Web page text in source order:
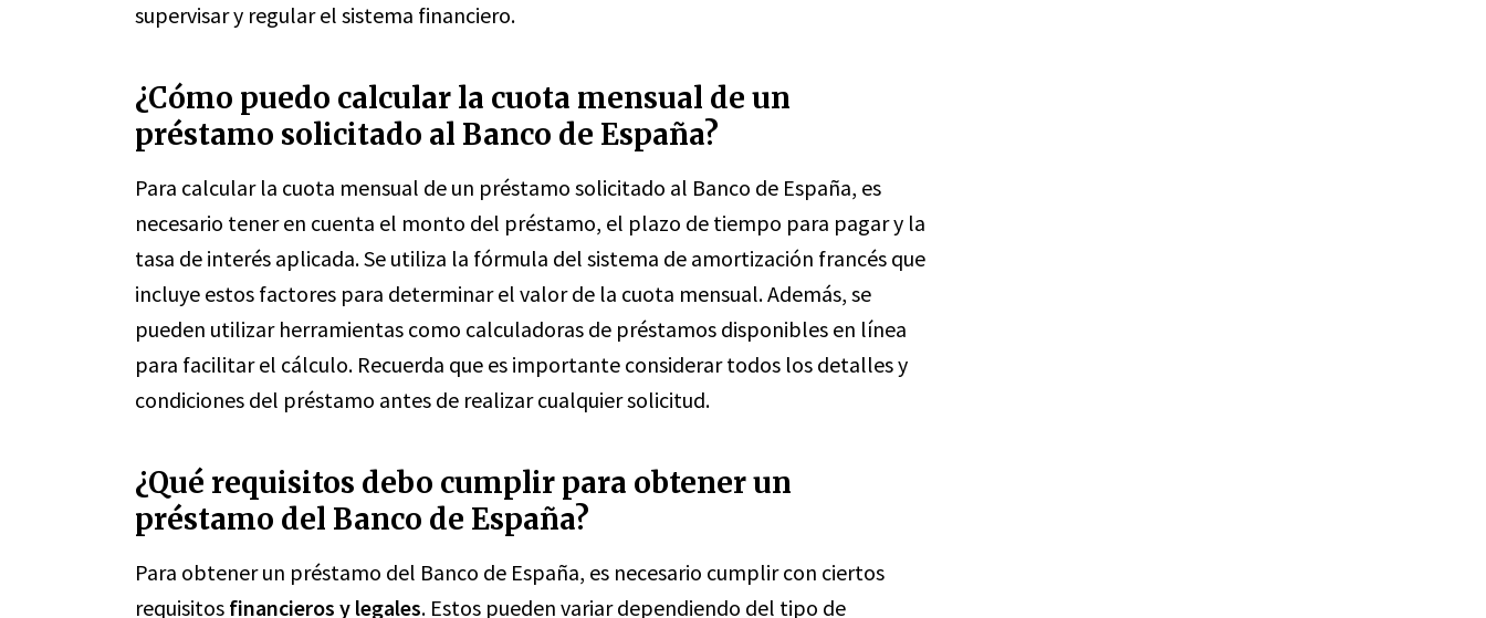
supervisar y regular el sistema financiero.
¿Cómo puedo calcular la cuota mensual de un
préstamo solicitado al Banco de España?
Para calcular la cuota mensual de un préstamo solicitado al Banco de España, es
necesario tener en cuenta el monto del préstamo, el plazo de tiempo para pagar y la
tasa de interés aplicada. Se utiliza la fórmula del sistema de amortización francés que
incluye estos factores para determinar el valor de la cuota mensual. Además, se
pueden utilizar herramientas como calculadoras de préstamos disponibles en línea
para facilitar el cálculo. Recuerda que es importante considerar todos los detalles y
condiciones del préstamo antes de realizar cualquier solicitud.
¿Qué requisitos debo cumplir para obtener un
préstamo del Banco de España?
Para obtener un préstamo del Banco de España, es necesario cumplir con ciertos
requisitos financieros y legales. Estos pueden variar dependiendo del tipo de